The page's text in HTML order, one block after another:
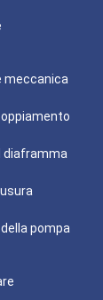
meccanica
diaframma
pompa